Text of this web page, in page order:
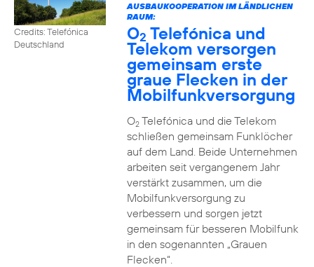
Credits: Telefónica
Deutschland
AUSBAUKOOPERATION IM LÄNDLICHEN
RAUM:
O2 Telefónica und
Telekom versorgen
gemeinsam erste
graue Flecken in der
Mobilfunkversorgung
O2Telefónica und die Telekom
schließen gemeinsam Funklöcher
auf dem Land. Beide Unternehmen
arbeiten seit vergangenem Jahr
verstärkt zusammen, um die
Mobilfunkversorgung zu
verbessern und sorgen jetzt
gemeinsam für besseren Mobilfunk
in den sogenannten „Grauen
Flecken“.